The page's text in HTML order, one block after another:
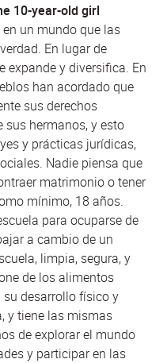
10-year-old girl
un mundo que las
En lugar de
expande y diversifica. En
han acordado que
sus derechos
sus hermanos, y esto
y prácticas jurídicas,
Nadie piensa que
matrimonio o tener
mínimo, 18 años.
para ocuparse de
a cambio de un
limpia, segura, y
de los alimentos
desarrollo físico y
y tiene las mismas
de explorar el mundo
y participar en las